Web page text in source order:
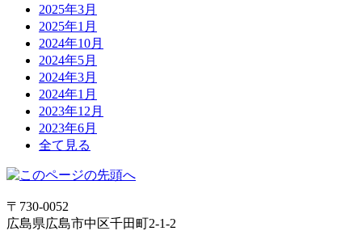
2025年3月
2025年1月
2024年10月
2024年5月
2024年3月
2024年1月
2023年12月
2023年6月
全て見る
〒730-0052
広島県広島市中区千田町2-1-2